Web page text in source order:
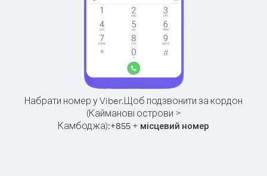
Набрати номер у Viber.Щоб подзвонити за кордон
(Кайманові острови >
Камбоджа):+855 + місцевий номер